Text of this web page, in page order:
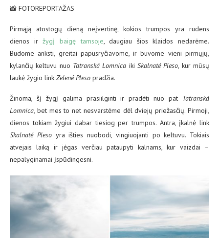
📸 FOTOREPORTAŽAS
Pirmąją atostogų dieną neįvertinę, kokios trumpos yra rudens
dienos iržygį baigę tamsoje, daugiau šios klaidos nedarėme.
Budome anksti, greitai papusryčiavome, ir buvome vieni pirmųjų,
kylančių keltuvu nuo Tatranská Lomnica ikiSkalnaté Pleso, kur mūsų
laukė žygio link Zelené Pleso pradžia.
Žinoma, šį žygį galima prasiilginti ir pradėti nuo pat Tatranská
Lomnica, bet mes to net nesvarstėme dėl dviejų priežasčių. Pirmoji,
dienos tokiam žygiui dabar tiesiog per trumpos. Antra, įkalnė link
Skalnaté Plesoyra išties nuobodi, vingiuojanti po keltuvu. Tokiais
atvejais laiką ir jėgas verčiau pataupyti kalnams, kur vaizdai –
nepalyginamai įspūdingesni.